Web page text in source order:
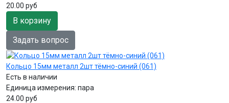
20.00 руб
В корзину
Задать вопрос
Кольцо 15мм металл 2шт тёмно-синий (061)
Есть в наличии
Единица измерения: пара
24.00 руб